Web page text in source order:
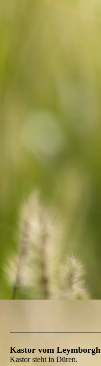
Kastor vom Leymborgh
Kastor steht in Düren.